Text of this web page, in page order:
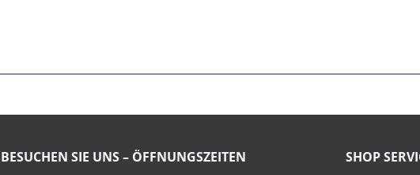
BESUCHEN SIE UNS – ÖFFNUNGSZEITEN
SHOP